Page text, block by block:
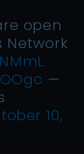
open
Network
—
10,